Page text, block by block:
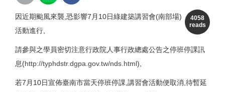
4058
reads
因近期颱風來襲,恐影響7月10日綠建築講習會(南部場)
活動進行,
請參與之學員密切注意行政院人事行政總處公告之停班停課訊
息(http://typhdstr.dgpa.gov.tw/nds.html),
若7月10日宣佈臺南市當天停班停課,講習會活動便取消,待暫延